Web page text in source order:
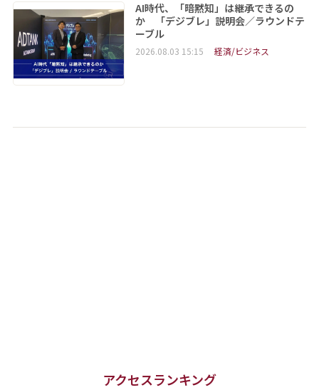
AI時代、「暗黙知」は継承できるの
か 「デジブレ」説明会／ラウンドテ
ーブル
2026.08.03 15:15 経済/ビジネス
アクセスランキング